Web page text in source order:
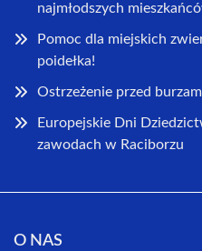
najmłodszych
Pomoc dla miejskich
poidełka!
Ostrzeżenie przed
Europejskie Dni
zawodach w Raciborzu
O NAS